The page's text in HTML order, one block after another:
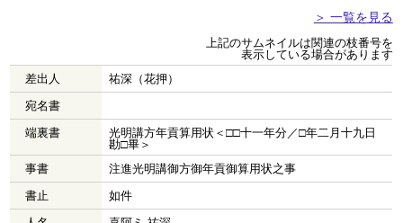
＞ 一覧を見る
上記のサムネイルは関連の枝番号を
表示している場合があります
差出人
祐深（花押）
宛名書
端裏書
光明講方年貢算用状＜□□十一年分／□年二月十九日
勘□畢＞
事書
注進光明講御方御年貢御算用状之事
書止
如件